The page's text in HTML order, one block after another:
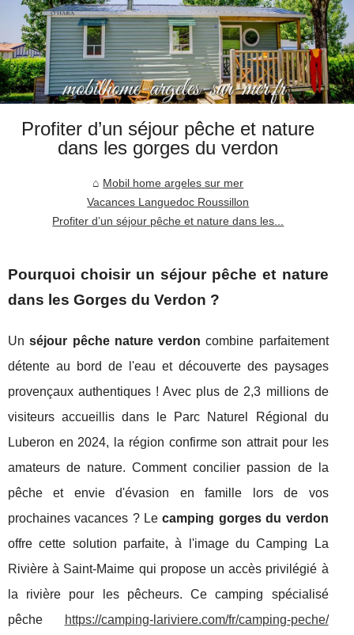
Profiter d’un séjour pêche et nature
dans les gorges du verdon
Mobil home argeles sur mer
Vacances Languedoc Roussillon
Profiter d’un séjour pêche et nature dans les...
Pourquoi choisir un séjour pêche et nature
dans les Gorges du Verdon ?
Unséjour pêche nature verdon combine parfaitement
détente au bord de l'eau et découverte des paysages
provençaux authentiques ! Avec plus de 2,3 millions de
visiteurs accueillis dans le Parc Naturel Régional du
Luberon en 2024, la région confirme son attrait pour les
amateurs de nature. Comment concilier passion de la
pêche et envie d'évasion en famille lors de vos
prochaines vacances ? Lecamping gorges du verdon
offre cette solution parfaite, à l'image du Camping La
Rivière à Saint-Maime qui propose un accès privilégié à
la rivière pour les pêcheurs. Ce camping spécialisé
pêche
https://camping-lariviere.com/fr/camping-peche/